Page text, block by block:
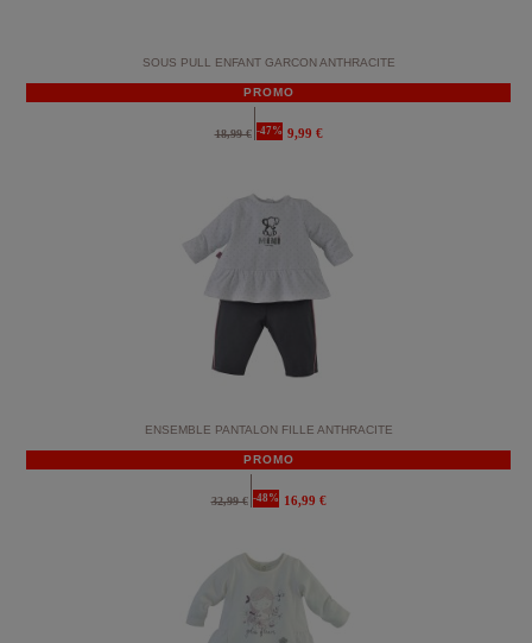
SOUS PULL ENFANT GARCON ANTHRACITE
PROMO
18,99 € -47% 9,99 €
ENSEMBLE PANTALON FILLE ANTHRACITE
PROMO
32,99 € -48% 16,99 €